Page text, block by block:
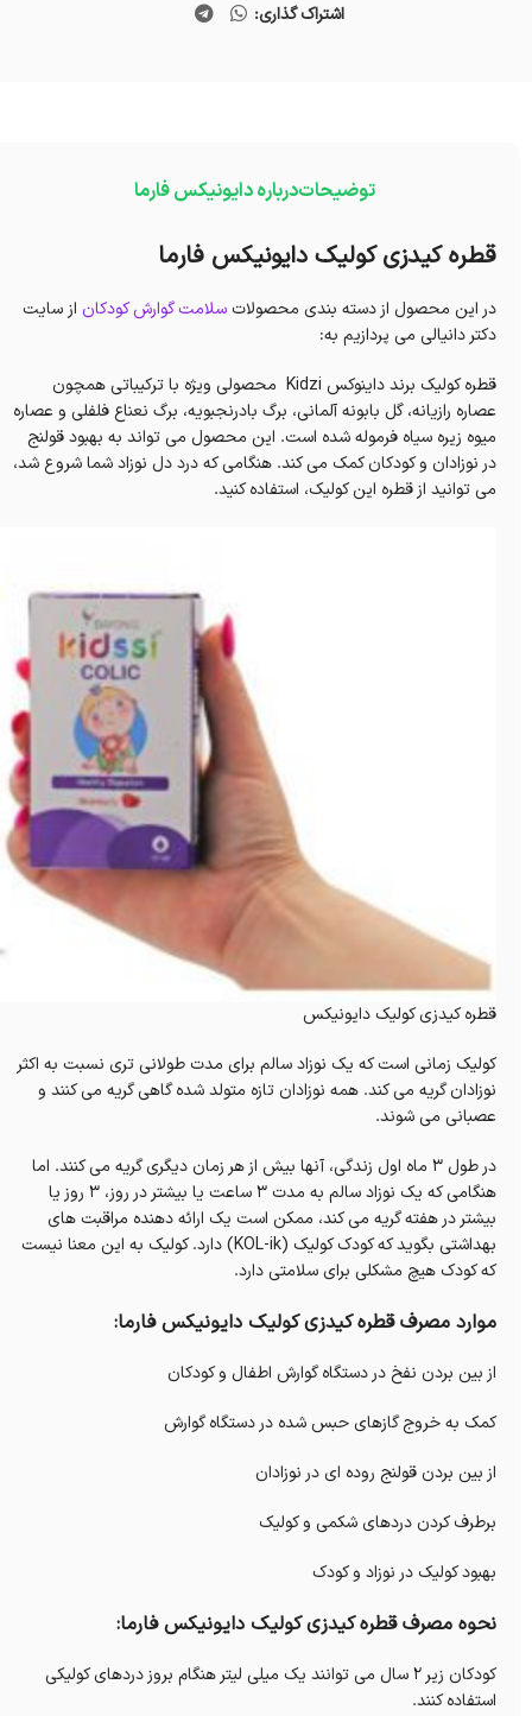
اشتراک گذاری:
توضیحاتدرباره دایونیکس فارما
قطره کیدزی کولیک دایونیکس فارما
در این محصول از دسته بندی محصولات سلامت گوارش کودکان از سایت
دکتر دانیالی می پردازیم به:
قطره کولیک برند داینوکس Kidzi محصولی ویژه با ترکیباتی همچون
عصاره رازیانه، گل بابونه آلمانی، برگ بادرنجبویه، برگ نعناع فلفلی و عصاره
میوه زیره سیاه فرموله شده است. این محصول می تواند به بهبود قولنج
در نوزادان و کودکان کمک می کند. هنگامی که درد دل نوزاد شما شروع شد،
می توانید از قطره این کولیک، استفاده کنید.
قطره کیدزی کولیک دایونیکس
کولیک زمانی است که یک نوزاد سالم برای مدت طولانی تری نسبت به اکثر
نوزادان گریه می کند. همه نوزادان تازه متولد شده گاهی گریه می کنند و
عصبانی می شوند.
در طول 3 ماه اول زندگی، آنها بیش از هر زمان دیگری گریه می کنند.
اما
هنگامی که یک نوزاد سالم به مدت 3 ساعت یا بیشتر در روز، 3 روز یا
بیشتر در هفته گریه می کند، ممکن است یک ارائه دهنده مراقبت های
بهداشتی بگوید که کودک کولیک (KOL-ik) دارد.
کولیک به این معنا نیست
که کودک هیچ مشکلی برای سلامتی دارد.
موارد مصرف قطره کیدزی کولیک دایونیکس فارما:
از بین بردن نفخ در دستگاه گوارش اطفال و کودکان
کمک به خروج گازهای حبس شده در دستگاه گوارش
از بین بردن قولنج روده ای در نوزادان
برطرف کردن دردهای شکمی و کولیک
بهبود کولیک در نوزاد و کودک
نحوه مصرف قطره کیدزی کولیک دایونیکس فارما:
کودکان زیر 2 سال می توانند یک میلی لیتر هنگام بروز دردهای کولیکی
استفاده کنند.